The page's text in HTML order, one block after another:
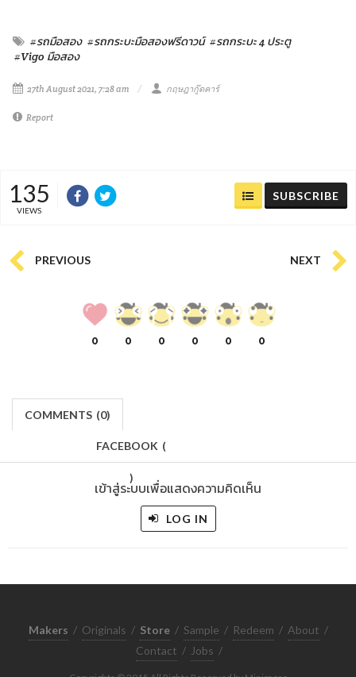
#รถมือสอง #รถกระบะมือสองฟรีดาวน์ #รถกระบะ 4 ประตู
#Vigo มือสอง
27th August 2021, 7:28 am กฤษฎากู๊ดคาร์
Report
135
VIEWS
SUBSCRIBE
PREVIOUS NEXT
0 0 0 0 0 0
COMMENTS (0)
FACEBOOK (
)
เข้าสู่ระบบเพื่อแสดงความคิดเห็น
LOG IN
Makers / Originals / Store / Sample / Redeem / About /
Contact / Jobs /